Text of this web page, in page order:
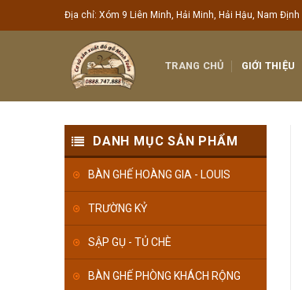
to
Địa chỉ: Xóm 9 Liên Minh, Hải Minh, Hải Hậu, Nam Định
TRANG CHỦ GIỚI THIỆU
DANH MỤC SẢN PHẨM
BÀN GHẾ HOÀNG GIA - LOUIS
TRƯỜNG KỶ
SẬP GỤ - TỦ CHÈ
BÀN GHẾ PHÒNG KHÁCH RỘNG